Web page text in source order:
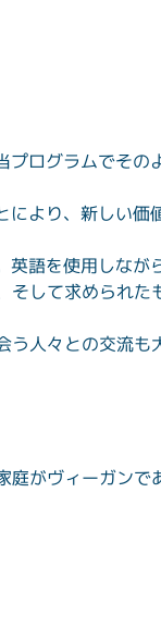
ログラムでその
より、新しい価
語を使用しなが
そして求められた
人々との交流も
がヴィーガンで